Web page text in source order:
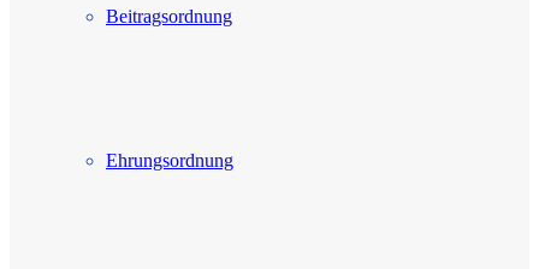
Beitragsordnung
Ehrungsordnung